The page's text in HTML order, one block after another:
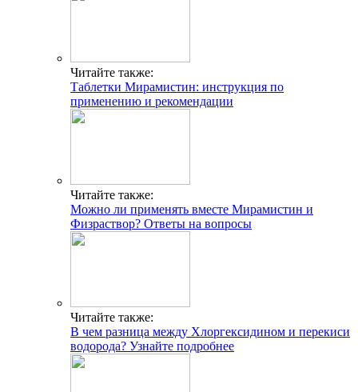
Читайте также:
Таблетки Мирамистин: инструкция по
применению и рекомендации
Читайте также:
Можно ли применять вместе Мирамистин и
Физраствор? Ответы на вопросы
Читайте также:
В чем разница между Хлоргексидином и перекиси
водорода? Узнайте подробнее